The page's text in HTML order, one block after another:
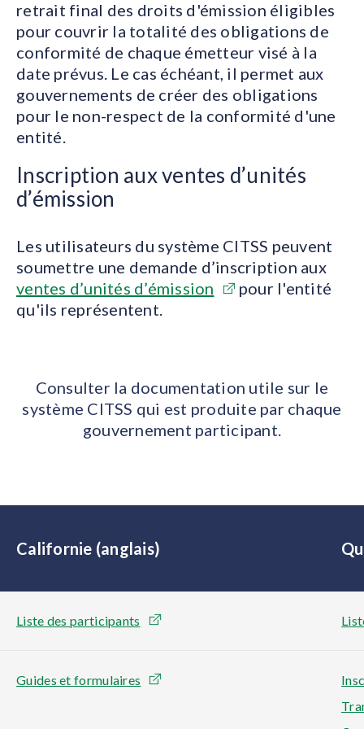
retrait final des droits d'émission éligibles
pour couvrir la totalité des obligations de
conformité de chaque émetteur visé à la
date prévus. Le cas échéant, il permet aux
gouvernements de créer des obligations
pour le non-respect de la conformité d'une
entité.
Inscription aux ventes d’unités
d’émission
Les utilisateurs du système CITSS peuvent
soumettre une demande d’inscription aux
ventes d’unités d’émission
pour l'entité
qu'ils représentent.
Consulter la documentation utile sur le
système CITSS qui est produite par chaque
gouvernement participant.
Californie (anglais)
Liste des participants
Guides et formulaires